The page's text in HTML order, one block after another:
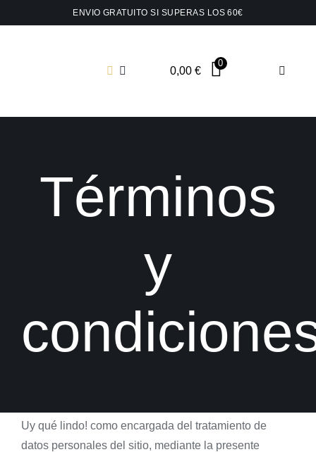
al
ENVIO GRATUITO SI SUPERAS LOS 60€
0,00 €
0
Toggle
Términos
y
Uy qué lindo! como encargada del tratamiento de
datos personales del sitio, mediante la presente